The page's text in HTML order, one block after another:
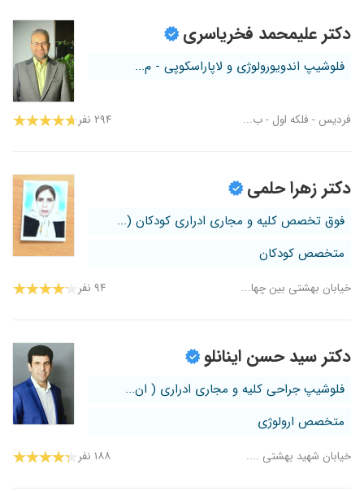
دکتر علیمحمد فخریاسری
فلوشیپ اندویورولوژی و لاپاراسکوپی - م...
فردیس - فلکه اول - ب... ۲۹۴ نفر
دکتر زهرا حلمی
فوق تخصص کلیه و مجاری ادراری کودکان (...
متخصص کودکان
خیابان بهشتی بین چها... ۹۴ نفر
دکتر سید حسن اینانلو
فلوشیپ جراحی کلیه و مجاری ادراری ( ان...
متخصص ارولوژی
خیابان شهید بهشتی .... ۱۸۸ نفر